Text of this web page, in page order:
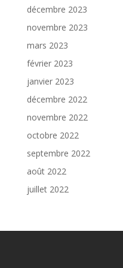
décembre 2023
novembre 2023
mars 2023
février 2023
janvier 2023
décembre 2022
novembre 2022
octobre 2022
septembre 2022
août 2022
juillet 2022